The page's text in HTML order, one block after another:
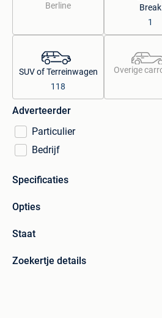
Berline
Break
1
SUV of Terreinwagen
118
Overige
Adverteerder
Particulier
Bedrijf
Specificaties
Opties
Staat
Zoekertje details